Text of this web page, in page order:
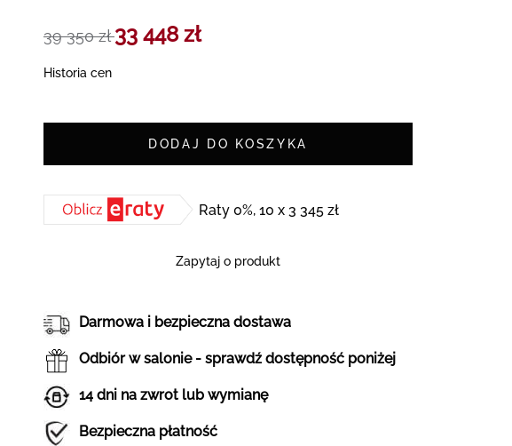
39 350 zł 33 448 zł
Historia cen
DODAJ DO KOSZYKA
Raty 0%, 10 x 3 345 zł
Zapytaj o produkt
Darmowa i bezpieczna dostawa
Odbiór w salonie - sprawdź dostępność poniżej
14 dni na zwrot lub wymianę
Bezpieczna płatność